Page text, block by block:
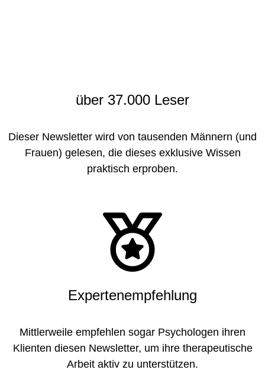
über 37.000 Leser
Dieser Newsletter wird von tausenden Männern (und
Frauen) gelesen, die dieses exklusive Wissen
praktisch erproben.
Expertenempfehlung
Mittlerweile empfehlen sogar Psychologen ihren
Klienten diesen Newsletter, um ihre therapeutische
Arbeit aktiv zu unterstützen.